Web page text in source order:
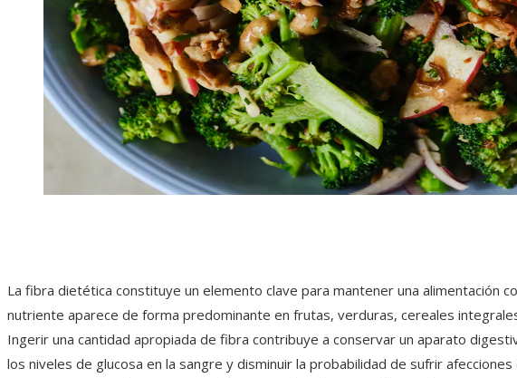
La fibra dietética constituye un elemento clave para mantener una alimentación
nutriente aparece de forma predominante en frutas, verduras, cereales
Ingerir una cantidad apropiada de fibra contribuye a conservar un aparato
los niveles de glucosa en la sangre y disminuir la probabilidad de sufrir afecciones